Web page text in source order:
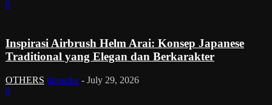
0
Inspirasi Airbrush Helm Arai: Konsep Japanese
Traditional yang Elegan dan Berkarakter
OTHERS tinusoke - July 29, 2026
0